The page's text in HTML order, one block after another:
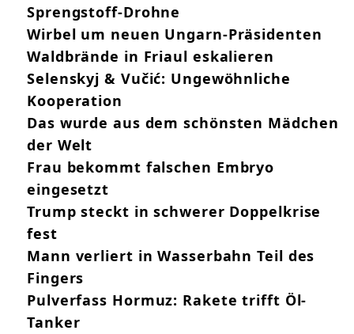
Sprengstoff-Drohne
Wirbel um neuen Ungarn-Präsidenten
Waldbrände in Friaul eskalieren
Selenskyj & Vučić: Ungewöhnliche
Kooperation
Das wurde aus dem schönsten Mädchen
der Welt
Frau bekommt falschen Embryo
eingesetzt
Trump steckt in schwerer Doppelkrise
fest
Mann verliert in Wasserbahn Teil des
Fingers
Pulverfass Hormuz: Rakete trifft Öl-
Tanker